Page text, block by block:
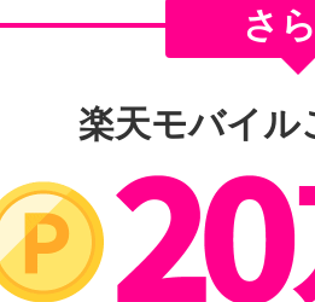
さ
楽天モバイル